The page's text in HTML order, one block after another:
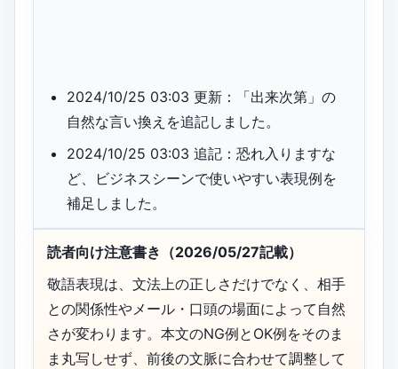
2024/10/25 03:03 更新：「出来次第」の
自然な言い換えを追記しました。
2024/10/25 03:03 追記：恐れ入りますな
ど、ビジネスシーンで使いやすい表現例を
補足しました。
読者向け注意書き（2026/05/27記載）
敬語表現は、文法上の正しさだけでなく、相手
との関係性やメール・口頭の場面によって自然
さが変わります。本文のNG例とOK例をそのま
ま丸写しせず、前後の文脈に合わせて調整して